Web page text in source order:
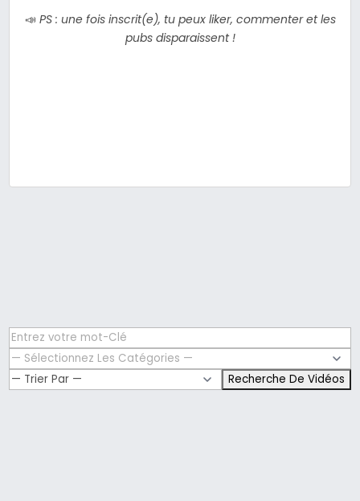
📣 PS : une fois inscrit(e), tu peux liker, commenter et les
pubs disparaissent !